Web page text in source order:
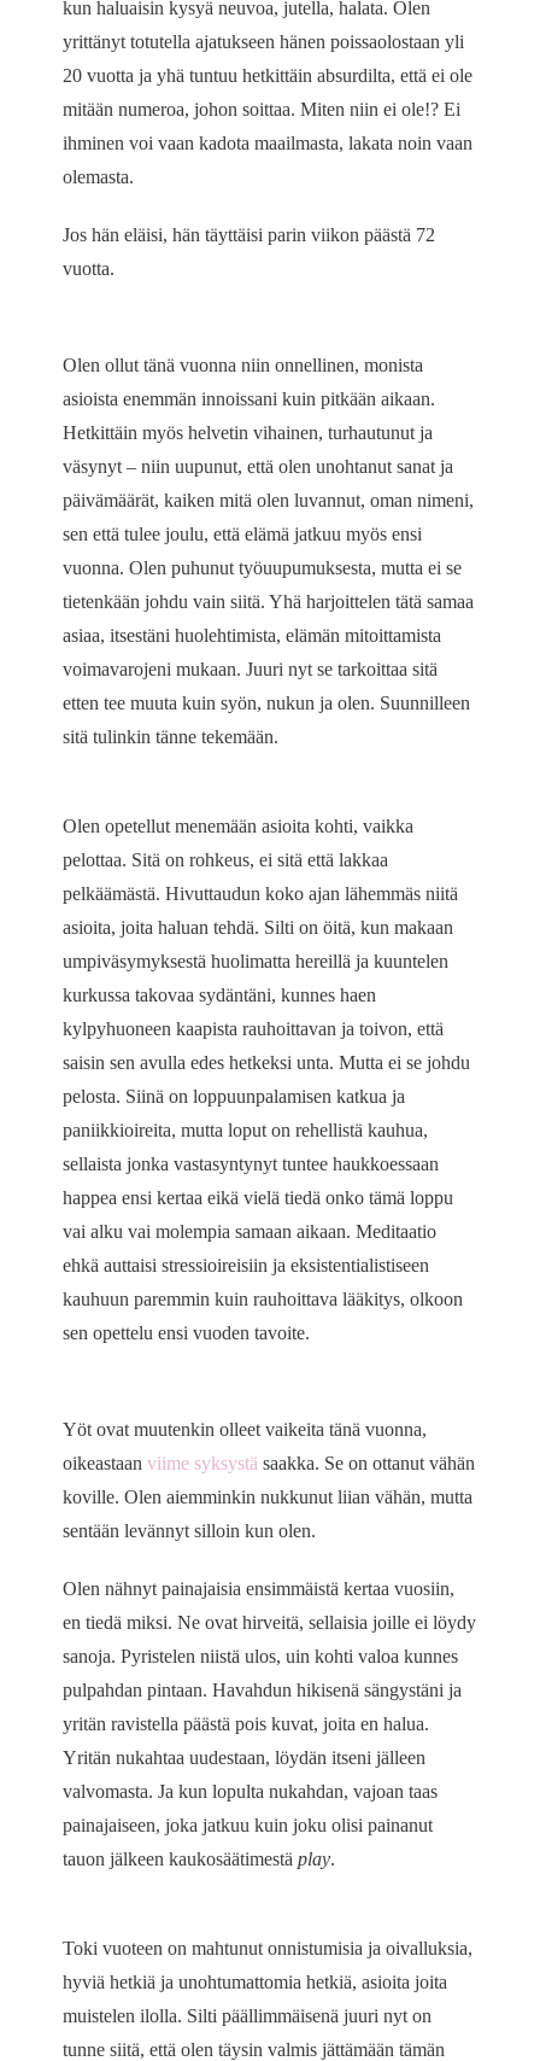
kun haluaisin kysyä neuvoa, jutella, halata. Olen
yrittänyt totutella ajatukseen hänen poissaolostaan yli
20 vuotta ja yhä tuntuu hetkittäin absurdilta, että ei ole
mitään numeroa, johon soittaa. Miten niin ei ole!? Ei
ihminen voi vaan kadota maailmasta, lakata noin vaan
olemasta.
Jos hän eläisi, hän täyttäisi parin viikon päästä 72
vuotta.
Olen ollut tänä vuonna niin onnellinen, monista
asioista enemmän innoissani kuin pitkään aikaan.
Hetkittäin myös helvetin vihainen, turhautunut ja
väsynyt – niin uupunut, että olen unohtanut sanat ja
päivämäärät, kaiken mitä olen luvannut, oman nimeni,
sen että tulee joulu, että elämä jatkuu myös ensi
vuonna. Olen puhunut työuupumuksesta, mutta ei se
tietenkään johdu vain siitä. Yhä harjoittelen tätä samaa
asiaa, itsestäni huolehtimista, elämän mitoittamista
voimavarojeni mukaan. Juuri nyt se tarkoittaa sitä
etten tee muuta kuin syön, nukun ja olen. Suunnilleen
sitä tulinkin tänne tekemään.
Olen opetellut menemään asioita kohti, vaikka
pelottaa. Sitä on rohkeus, ei sitä että lakkaa
pelkäämästä. Hivuttaudun koko ajan lähemmäs niitä
asioita, joita haluan tehdä. Silti on öitä, kun makaan
umpiväsymyksestä huolimatta hereillä ja kuuntelen
kurkussa takovaa sydäntäni, kunnes haen
kylpyhuoneen kaapista rauhoittavan ja toivon, että
saisin sen avulla edes hetkeksi unta. Mutta ei se johdu
pelosta. Siinä on loppuunpalamisen katkua ja
paniikkioireita, mutta loput on rehellistä kauhua,
sellaista jonka vastasyntynyt tuntee haukkoessaan
happea ensi kertaa eikä vielä tiedä onko tämä loppu
vai alku vai molempia samaan aikaan. Meditaatio
ehkä auttaisi stressioireisiin ja eksistentialistiseen
kauhuun paremmin kuin rauhoittava lääkitys, olkoon
sen opettelu ensi vuoden tavoite.
Yöt ovat muutenkin olleet vaikeita tänä vuonna,
oikeastaanviime syksystä saakka. Se on ottanut vähän
koville. Olen aiemminkin nukkunut liian vähän, mutta
sentään levännyt silloin kun olen.
Olen nähnyt painajaisia ensimmäistä kertaa vuosiin,
en tiedä miksi. Ne ovat hirveitä, sellaisia joille ei löydy
sanoja. Pyristelen niistä ulos, uin kohti valoa kunnes
pulpahdan pintaan. Havahdun hikisenä sängystäni ja
yritän ravistella päästä pois kuvat, joita en halua.
Yritän nukahtaa uudestaan, löydän itseni jälleen
valvomasta. Ja kun lopulta nukahdan, vajoan taas
painajaiseen, joka jatkuu kuin joku olisi painanut
tauon jälkeen kaukosäätimestäplay.
Toki vuoteen on mahtunut onnistumisia ja oivalluksia,
hyviä hetkiä ja unohtumattomia hetkiä, asioita joita
muistelen ilolla. Silti päällimmäisenä juuri nyt on
tunne siitä, että olen täysin valmis jättämään tämän